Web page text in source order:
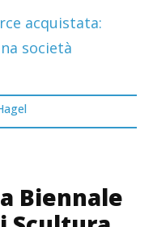
acquistata:
società
Biennale